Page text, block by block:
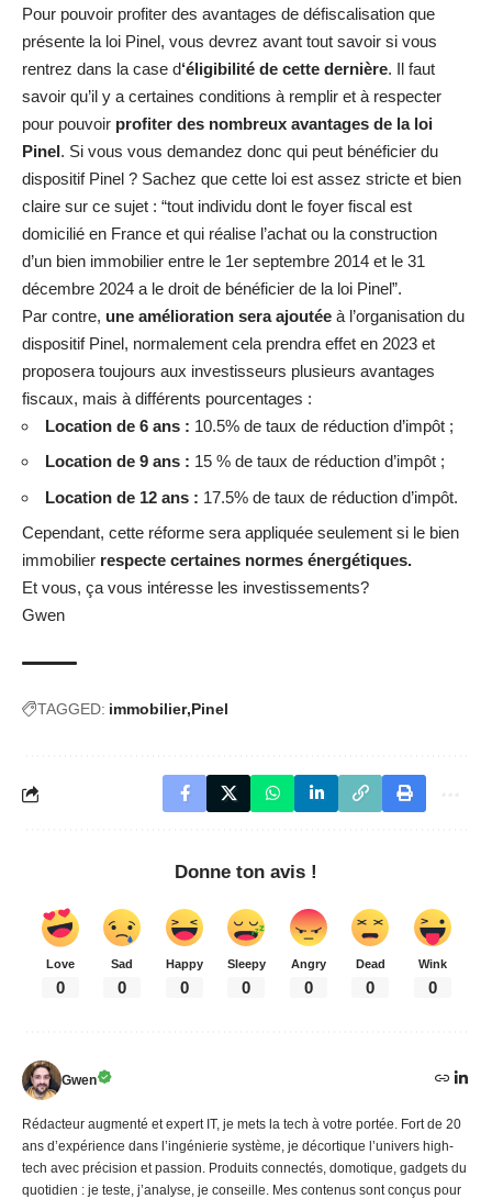
Pour pouvoir profiter des avantages de défiscalisation que
présente la loi Pinel, vous devrez avant tout savoir si vous
rentrez dans la case d‘éligibilité de cette dernière. Il faut
savoir qu’il y a certaines conditions à remplir et à respecter
pour pouvoir profiter des nombreux avantages de la loi
Pinel. Si vous vous demandez donc qui peut bénéficier du
dispositif Pinel ? Sachez que cette loi est assez stricte et bien
claire sur ce sujet : “tout individu dont le foyer fiscal est
domicilié en France et qui réalise l’achat ou la construction
d’un bien immobilier entre le 1er septembre 2014 et le 31
décembre 2024 a le droit de bénéficier de la loi Pinel”.
Par contre, une amélioration sera ajoutée à l’organisation du
dispositif Pinel, normalement cela prendra effet en 2023 et
proposera toujours aux investisseurs plusieurs avantages
fiscaux, mais à différents pourcentages :
Location de 6 ans : 10.5% de taux de réduction d’impôt ;
Location de 9 ans : 15 % de taux de réduction d’impôt ;
Location de 12 ans : 17.5% de taux de réduction d’impôt.
Cependant, cette réforme sera appliquée seulement si le bien
immobilier respecte certaines normes énergétiques.
Et vous, ça vous intéresse les investissements?
Gwen
TAGGED: immobilier Pinel
Donne ton avis !
Love
0
Sad
0
Happy
0
Sleepy
0
Angry
0
Dead
0
Wink
0
Gwen
Rédacteur augmenté et expert IT, je mets la tech à votre portée. Fort de 20
ans d’expérience dans l’ingénierie système, je décortique l’univers high-
tech avec précision et passion. Produits connectés, domotique, gadgets du
quotidien : je teste, j’analyse, je conseille. Mes contenus sont conçus pour